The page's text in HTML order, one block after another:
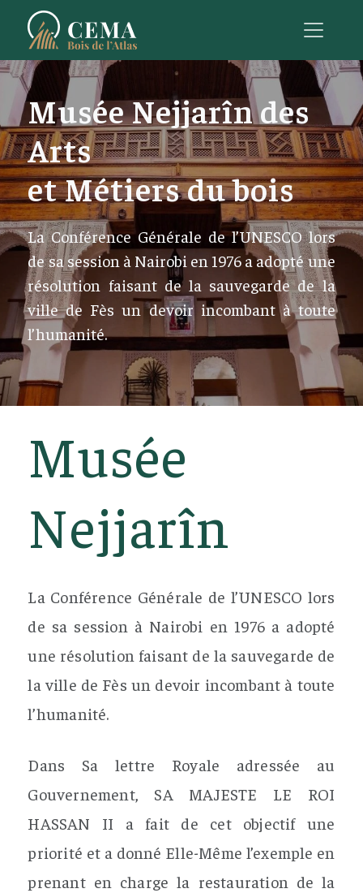
Musée Nejjarîn des
Arts
et Métiers du bois
La Conférence Générale de l’UNESCO lors
de sa session à Nairobi en 1976 a adopté une
résolution faisant de la sauvegarde de la
ville de Fès un devoir incombant à toute
l’humanité.
Musée
Nejjarîn
La Conférence Générale de l’UNESCO lors
de sa session à Nairobi en 1976 a adopté
une résolution faisant de la sauvegarde de
la ville de Fès un devoir incombant à toute
l’humanité.
Dans Sa lettre Royale adressée au
Gouvernement, SA MAJESTE LE ROI
HASSAN II a fait de cet objectif une
priorité et a donné Elle-Même l’exemple en
prenant en charge la restauration de la